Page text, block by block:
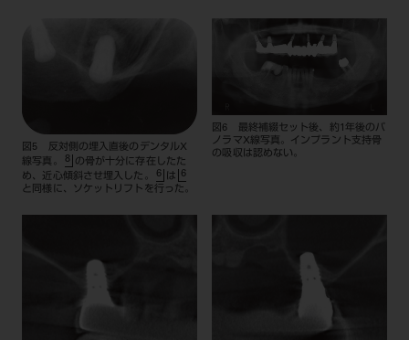
図5 反対側の埋入直後のデンタルX
線写真。
8 の骨が十分に存在したた
め、近心傾斜させ埋入した。
6 は
6
と同様に、ソケットリフトを行った。
図6 最終補綴セット後、約1年後のパ
ノラマX線写真。インプラント支持骨
の吸収は認めない。